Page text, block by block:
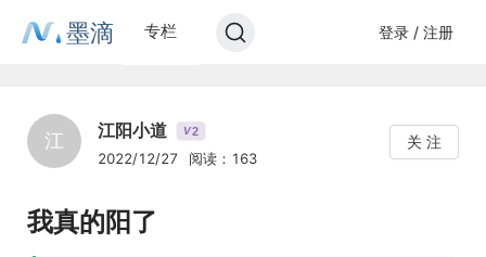
墨滴 专栏 登录 / 注册
江 江阳小道 V2
2022/12/27 阅读：163
关 注
我真的阳了